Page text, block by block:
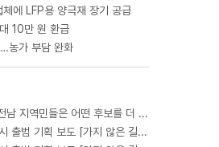
에 LFP용 양극재 장기 공급
10만 원 환급
농가 부담 완화
[여론조사④][한걸음더]광주전남 지역민들은 어떤 후보를 더 선호할까.. 변수는?
[한걸음더]전남광주통합특별시 출범 기획 보도 [가지 않은 길] 5편 프랑스 헌법에 새긴 '지방 분권'..전남광주 통합 성공 조건은?